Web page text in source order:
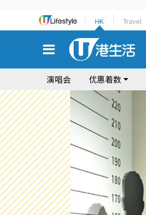
HK Travel
演唱会 优惠着数